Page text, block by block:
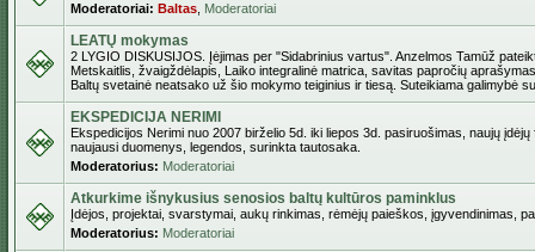
Moderatoriai: Baltas Moderatoriai
LEATŲ mokymas
2 LYGIO DISKUSIJOS. Įėjimas per "Sidabrinius vartus". Anzelmos Tamūž
Metskaitlis, žvaigždėlapis, Laiko integralinė matrica, savitas papročių
Baltų svetainė neatsako už šio mokymo teiginius ir tiesą. Suteikiama galimybė
EKSPEDICIJA NERIMI
Ekspedicijos Nerimi nuo 2007 birželio 5d. iki liepos 3d. pasiruošimas, naujų
naujausi duomenys, legendos, surinkta tautosaka.
Moderatorius: Moderatoriai
Atkurkime išnykusius senosios baltų kultūros paminklus
Įdėjos, projektai, svarstymai, aukų rinkimas, rėmėjų paieškos, įgyvendinimas,
Moderatorius: Moderatoriai